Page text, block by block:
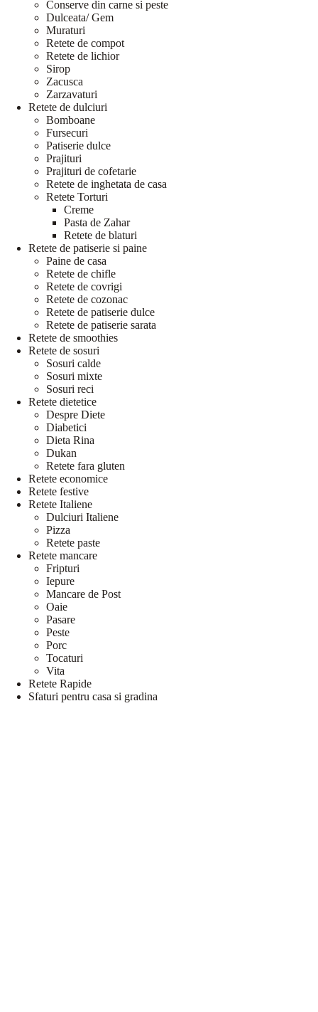
Conserve din carne si peste
Dulceata/ Gem
Muraturi
Retete de compot
Retete de lichior
Sirop
Zacusca
Zarzavaturi
Retete de dulciuri
Bomboane
Fursecuri
Patiserie dulce
Prajituri
Prajituri de cofetarie
Retete de inghetata de casa
Retete Torturi
Creme
Pasta de Zahar
Retete de blaturi
Retete de patiserie si paine
Paine de casa
Retete de chifle
Retete de covrigi
Retete de cozonac
Retete de patiserie dulce
Retete de patiserie sarata
Retete de smoothies
Retete de sosuri
Sosuri calde
Sosuri mixte
Sosuri reci
Retete dietetice
Despre Diete
Diabetici
Dieta Rina
Dukan
Retete fara gluten
Retete economice
Retete festive
Retete Italiene
Dulciuri Italiene
Pizza
Retete paste
Retete mancare
Fripturi
Iepure
Mancare de Post
Oaie
Pasare
Peste
Porc
Tocaturi
Vita
Retete Rapide
Sfaturi pentru casa si gradina